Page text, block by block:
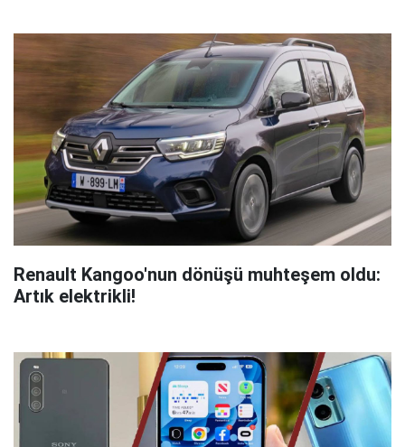
Renault Kangoo'nun dönüşü muhteşem oldu:
Artık elektrikli!